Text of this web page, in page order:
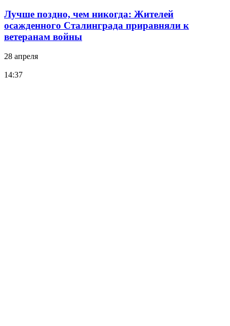
Лучше поздно, чем никогда: Жителей
осажденного Сталинграда приравняли к
ветеранам войны
28 апреля
14:37